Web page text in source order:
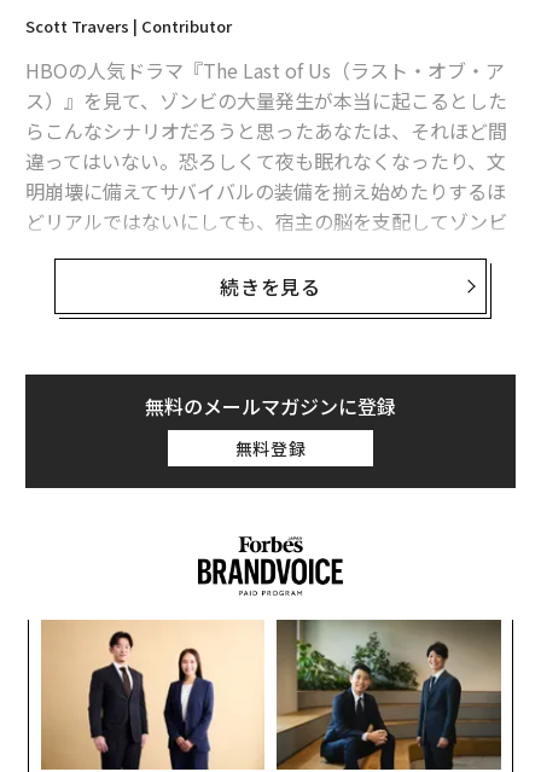
関連記事
ゾンビ菌、ハエを生きたまま食い荒らし、行動を操作する その生態
更新世後期、巨大動物は2度大量絶滅した 菌類の胞子から判明
チェルノブイリの「放射線を食べるカビ」、宇宙開発などに応用の可能性
レオナルド・ダ・ヴィンチの自画像から新種の酵母発見
ドラマ『ラスト・オブ・アス』アビー役に新情報 製作者が「驚きの配
ゲーム/ゲームビジネス/ゲーム業界
昆虫/節足動物
微生物 菌類
advertisement
Scott Travers | Contributor
HBOの人気ドラマ『The Last of Us（ラスト・オブ・ア
ス）』を見て、ゾンビの大量発生が本当に起こるとした
らこんなシナリオだろうと思ったあなたは、それほど間
違ってはいない。恐ろしくて夜も眠れなくなったり、文
明崩壊に備えてサバイバルの装備を揃え始めたりするほ
どリアルではないにしても、宿主の脳を支配してゾンビ
ハエカビの1種Entomophthora muscaeは、『ラスト・
オブ・アス』で世界人口の大半に感染したコルディセプ
ス（Cordyceps）と同じように、寄生性の菌類だ。ただ
し現実には、E. muscaeが狙う宿主は昆虫であって、ヒ
tica）だが、ミバエにも感染することが知られている。
続きを見る
無料のメールマガジンに登録
無料登録